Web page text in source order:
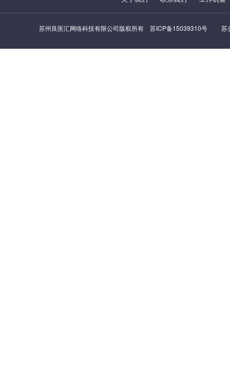
苏州良医汇网络科技有限公司版权所有 苏ICP备15039310号 苏